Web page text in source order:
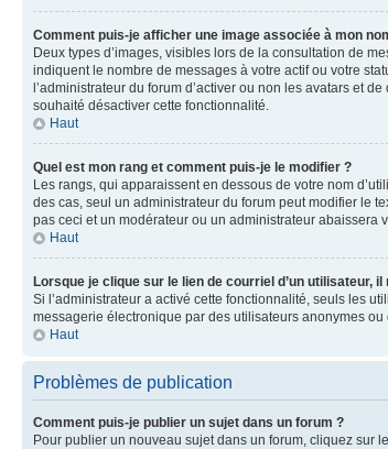
Comment puis-je afficher une image associée à mon
Deux types d’images, visibles lors de la consultation de
indiquent le nombre de messages à votre actif ou votre
l’administrateur du forum d’activer ou non les avatars et
souhaité désactiver cette fonctionnalité.
Haut
Quel est mon rang et comment puis-je le modifier ?
Les rangs, qui apparaissent en dessous de votre nom
des cas, seul un administrateur du forum peut modifier le
pas ceci et un modérateur ou un administrateur abaissera
Haut
Lorsque je clique sur le lien de courriel d’un utilisateur,
Si l’administrateur a activé cette fonctionnalité, seuls les
messagerie électronique par des utilisateurs anonymes ou
Haut
Problèmes de publication
Comment puis-je publier un sujet dans un forum ?
Pour publier un nouveau sujet dans un forum, cliquez sur